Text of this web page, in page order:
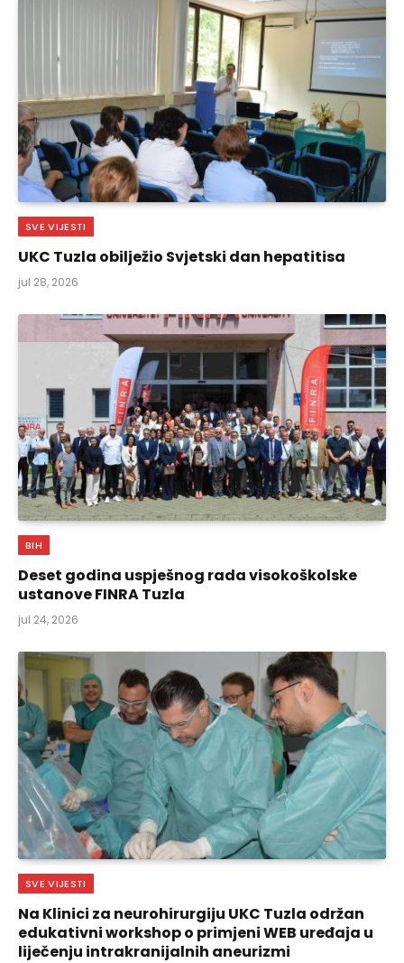
SVE VIJESTI
UKC Tuzla obilježio Svjetski dan hepatitisa
jul 28, 2026
BIH
Deset godina uspješnog rada visokoškolske
ustanove FINRA Tuzla
jul 24, 2026
SVE VIJESTI
Na Klinici za neurohirurgiju UKC Tuzla održan
edukativni workshop o primjeni WEB uređaja u
liječenju intrakranijalnih aneurizmi